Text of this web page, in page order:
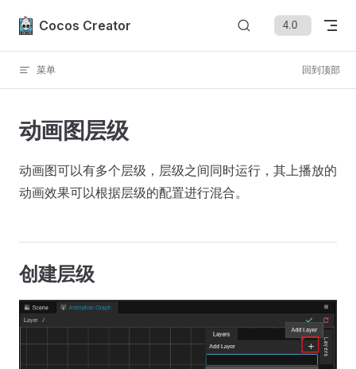
Skip to content
Cocos Creator
菜单 回到顶部
动画图层级
动画图可以有多个层级，层级之间同时运行，其上播放的
动画效果可以根据层级的配置进行混合。
创建层级